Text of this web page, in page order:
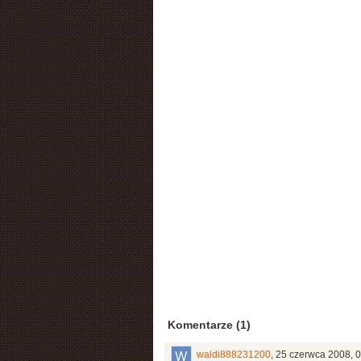
Komentarze (1)
waldi888231200, 25 czerwca 2008,